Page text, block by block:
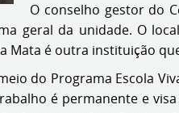
O conselho gestor do
geral da unidade. O
Mata é outra instituição
do Programa Escola
é permanente e